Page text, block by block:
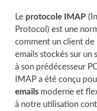
Le protocole IMAP
Protocol) est une
comment un client de
emails stockés sur un
à son prédécesseur
IMAP a été conçu
emails moderne et
à notre utilisation